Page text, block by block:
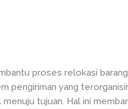
proses relokasi
pengiriman yang
tujuan. Hal ini